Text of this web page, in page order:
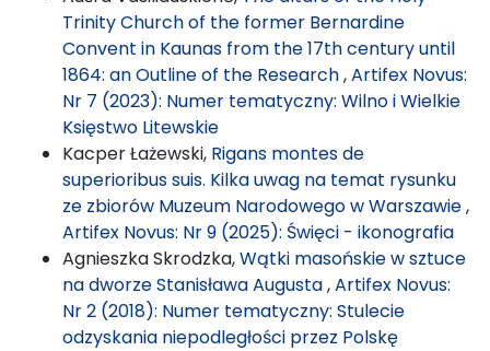
Trinity Church of the former Bernardine
Convent in Kaunas from the 17th century until
1864: an Outline of the Research,Artifex Novus:
Nr 7 (2023): Numer tematyczny: Wilno i Wielkie
Księstwo Litewskie
Kacper Łażewski, Rigans montes de
superioribus suis. Kilka uwag na temat rysunku
ze zbiorów Muzeum Narodowego w Warszawie,
Artifex Novus: Nr 9 (2025): Święci - ikonografia
Agnieszka Skrodzka,Wątki masońskie w sztuce
na dworze Stanisława Augusta,Artifex Novus:
Nr 2 (2018): Numer tematyczny: Stulecie
odzyskania niepodległości przez Polskę